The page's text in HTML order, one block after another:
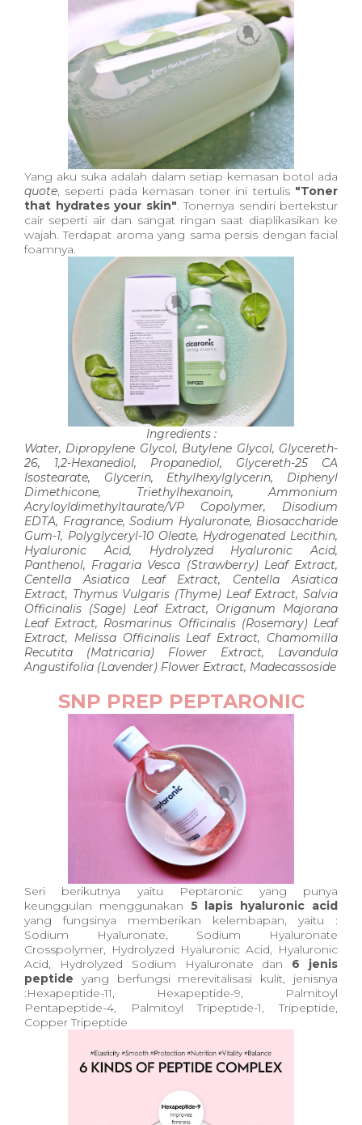
Yang aku suka adalah dalam setiap kemasan botol ada
quote, seperti pada kemasan toner ini tertulis "Toner
that hydrates your skin". Tonernya sendiri bertekstur
cair seperti air dan sangat ringan saat diaplikasikan ke
wajah. Terdapat aroma yang sama persis dengan facial
foamnya.
Ingredients :
Water, Dipropylene Glycol, Butylene Glycol, Glycereth-
26, 1,2-Hexanediol, Propanediol, Glycereth-25 CA
Isostearate, Glycerin, Ethylhexylglycerin, Diphenyl
Dimethicone, Triethylhexanoin, Ammonium
Acryloyldimethyltaurate/VP Copolymer, Disodium
EDTA, Fragrance, Sodium Hyaluronate, Biosaccharide
Gum-1, Polyglyceryl-10 Oleate, Hydrogenated Lecithin,
Hyaluronic Acid, Hydrolyzed Hyaluronic Acid,
Panthenol, Fragaria Vesca (Strawberry) Leaf Extract,
Centella Asiatica Leaf Extract, Centella Asiatica
Extract, Thymus Vulgaris (Thyme) Leaf Extract, Salvia
Officinalis (Sage) Leaf Extract, Origanum Majorana
Leaf Extract, Rosmarinus Officinalis (Rosemary) Leaf
Extract, Melissa Officinalis Leaf Extract, Chamomilla
Recutita (Matricaria) Flower Extract, Lavandula
Angustifolia (Lavender) Flower Extract, Madecassoside
SNP PREP PEPTARONIC
Seri berikutnya yaitu Peptaronic yang punya
keunggulan menggunakan 5 lapis hyaluronic acid
yang fungsinya memberikan kelembapan, yaitu :
Sodium Hyaluronate, Sodium Hyaluronate
Crosspolymer, Hydrolyzed Hyaluronic Acid, Hyaluronic
Acid, Hydrolyzed Sodium Hyaluronate dan 6 jenis
peptide yang berfungsi merevitalisasi kulit, jenisnya
:Hexapeptide-11, Hexapeptide-9, Palmitoyl
Pentapeptide-4, Palmitoyl Tripeptide-1, Tripeptide,
Copper Tripeptide